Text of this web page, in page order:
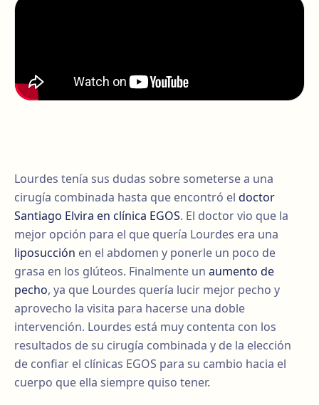
Lourdes tenía sus dudas sobre someterse a una
cirugía combinada hasta que encontró el doctor
Santiago Elvira en clínica EGOS. El doctor vio que la
mejor opción para el que quería Lourdes era una
liposucción en el abdomen y ponerle un poco de
grasa en los glúteos. Finalmente un aumento de
pecho, ya que Lourdes quería lucir mejor pecho y
aprovecho la visita para hacerse una doble
intervención. Lourdes está muy contenta con los
resultados de su cirugía combinada y de la elección
de confiar el clínicas EGOS para su cambio hacia el
cuerpo que ella siempre quiso tener.